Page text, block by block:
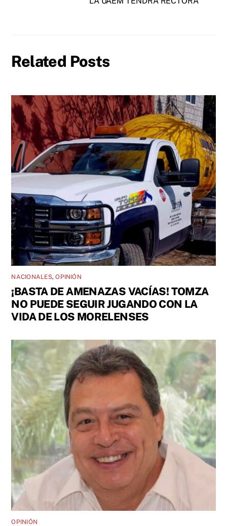
Related Posts
NACIONALES,OPINIÓN
¡BASTA DE AMENAZAS VACÍAS! TOMZA
NO PUEDE SEGUIR JUGANDO CON LA
VIDA DE LOS MORELENSES
OPINIÓN